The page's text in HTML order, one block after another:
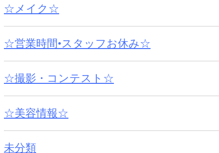
☆メイク☆
☆営業時間•スタッフお休み☆
☆撮影・コンテスト☆
☆美容情報☆
未分類